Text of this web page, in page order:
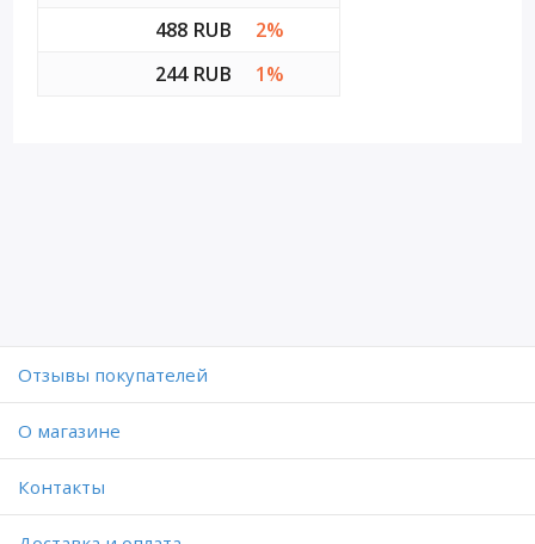
488 RUB
2%
244 RUB
1%
Отзывы покупателей
O магазине
Контакты